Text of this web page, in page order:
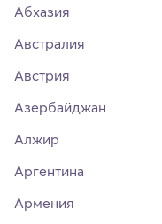
Абхазия
Австралия
Австрия
Азербайджан
Алжир
Аргентина
Армения